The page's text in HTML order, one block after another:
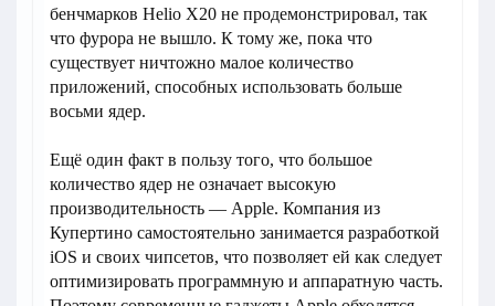
бенчмарков Helio X20 не продемонстрировал, так
что фурора не вышло. К тому же, пока что
существует ничтожно малое количество
приложений, способных использовать больше
восьми ядер.
Ещё один факт в пользу того, что большое
количество ядер не означает высокую
производительность — Apple. Компания из
Купертино самостоятельно занимается разработкой
iOS и своих чипсетов, что позволяет ей как следует
оптимизировать программную и аппаратную часть.